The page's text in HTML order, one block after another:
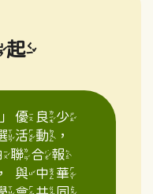
起
優良少
活動，
聯合報
與中華